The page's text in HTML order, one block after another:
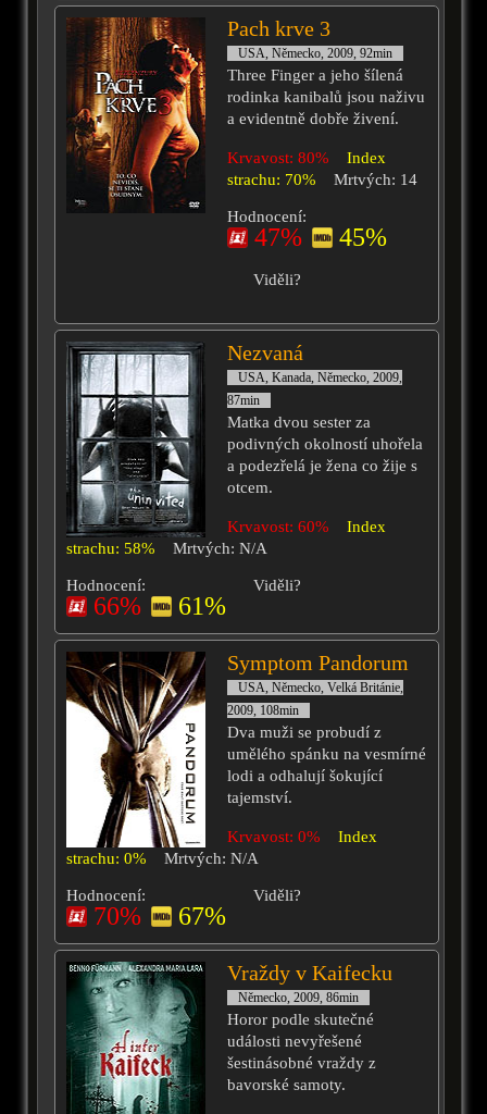
Pach krve 3
USA, Německo, 2009, 92min
Three Finger a jeho šílená
rodinka kanibalů jsou naživu
a evidentně dobře živení.
Krvavost: 80%
Index
strachu: 70%
Mrtvých: 14
Hodnocení:
47% 45%
Viděli?
Nezvaná
USA, Kanada, Německo, 2009,
87min
Matka dvou sester za
podivných okolností uhořela
a podezřelá je žena co žije s
otcem.
Krvavost: 60%
Index
strachu: 58%
Mrtvých: N/A
Hodnocení:
66% 61%
Viděli?
Symptom Pandorum
USA, Německo, Velká Británie,
2009, 108min
Dva muži se probudí z
umělého spánku na vesmírné
lodi a odhalují šokující
tajemství.
Krvavost: 0%
Index
strachu: 0%
Mrtvých: N/A
Hodnocení:
70% 67%
Viděli?
Vraždy v Kaifecku
Německo, 2009, 86min
Horor podle skutečné
události nevyřešené
šestinásobné vraždy z
bavorské samoty.